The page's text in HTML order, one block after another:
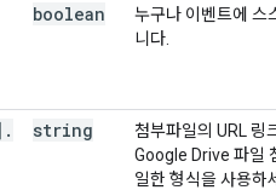
boolean
누구나 이벤트에 스
니다.
.
string
첨부파일의 URL 링
Google Drive 파일
일한 형식을 사용하